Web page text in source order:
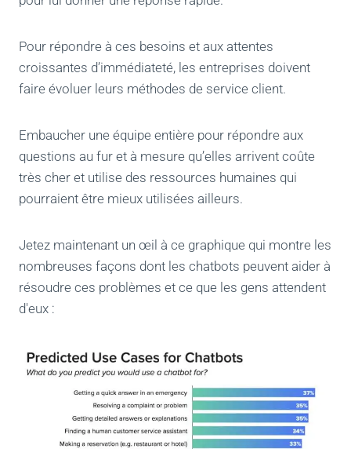
Pour répondre à ces besoins et aux attentes
croissantes d’immédiateté, les entreprises doivent
faire évoluer leurs méthodes de service client.
Embaucher une équipe entière pour répondre aux
questions au fur et à mesure qu’elles arrivent coûte
très cher et utilise des ressources humaines qui
pourraient être mieux utilisées ailleurs.
Jetez maintenant un œil à ce graphique qui montre les
nombreuses façons dont les chatbots peuvent aider à
résoudre ces problèmes et ce que les gens attendent
d'eux :